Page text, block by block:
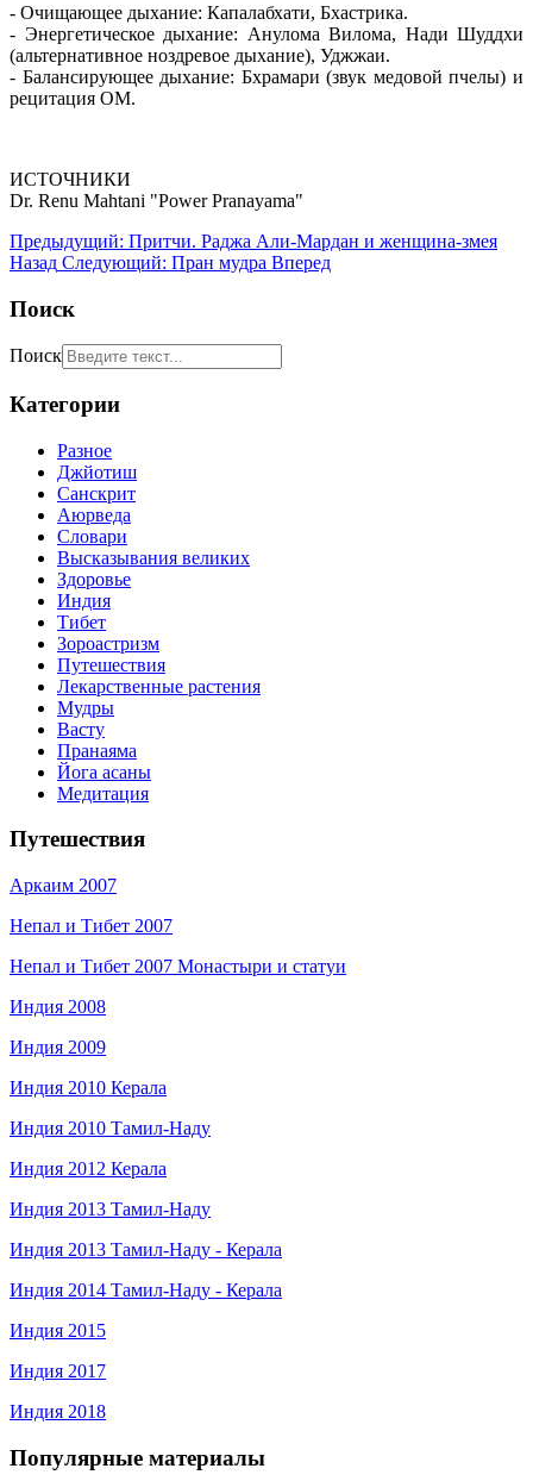
- Очищающее дыхание: Капалабхати, Бхастрика.
- Энергетическое дыхание: Анулома Вилома, Нади Шуддхи
(альтернативное ноздревое дыхание), Уджжаи.
- Балансирующее дыхание: Бхрамари (звук медовой пчелы) и
рецитация ОМ.
ИСТОЧНИКИ
Dr. Renu Mahtani "Power Pranayama"
Предыдущий: Притчи. Раджа Али-Мардан и женщина-змея
Назад Следующий: Пран мудра Вперед
Поиск
Поиск
Категории
Разное
Джйотиш
Санскрит
Аюрведа
Словари
Высказывания великих
Здоровье
Индия
Тибет
Зороастризм
Путешествия
Лекарственные растения
Мудры
Васту
Пранаяма
Йога асаны
Медитация
Путешествия
Аркаим 2007
Непал и Тибет 2007
Непал и Тибет 2007 Монастыри и статуи
Индия 2008
Индия 2009
Индия 2010 Керала
Индия 2010 Тамил-Наду
Индия 2012 Керала
Индия 2013 Тамил-Наду
Индия 2013 Тамил-Наду - Керала
Индия 2014 Тамил-Наду - Керала
Индия 2015
Индия 2017
Индия 2018
Популярные материалы